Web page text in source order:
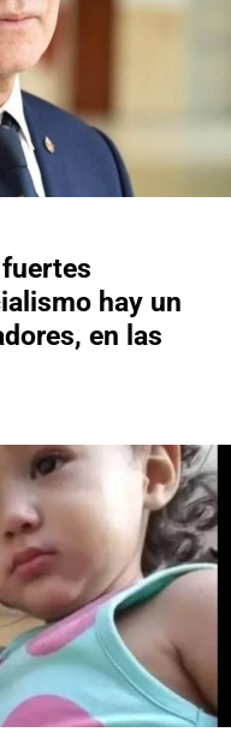
hay un
en las